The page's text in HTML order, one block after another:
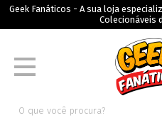
Geek Fanáticos - A sua loja
Colecionáveis